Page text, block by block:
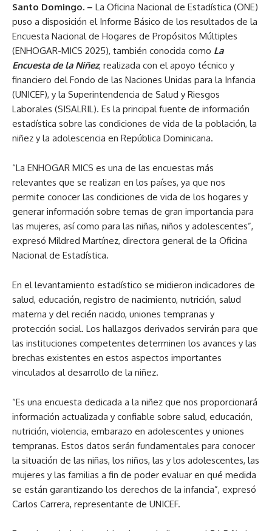
Santo Domingo. – La Oficina Nacional de Estadística (ONE)
puso a disposición el Informe Básico de los resultados de la
Encuesta Nacional de Hogares de Propósitos Múltiples
(ENHOGAR-MICS 2025), también conocida como La
Encuesta de la Niñez, realizada con el apoyo técnico y
financiero del Fondo de las Naciones Unidas para la Infancia
(UNICEF), y la Superintendencia de Salud y Riesgos
Laborales (SISALRIL). Es la principal fuente de información
estadística sobre las condiciones de vida de la población, la
niñez y la adolescencia en República Dominicana.
“La ENHOGAR MICS es una de las encuestas más
relevantes que se realizan en los países, ya que nos
permite conocer las condiciones de vida de los hogares y
generar información sobre temas de gran importancia para
las mujeres, así como para las niñas, niños y adolescentes”,
expresó Mildred Martínez, directora general de la Oficina
Nacional de Estadística.
En el levantamiento estadístico se midieron indicadores de
salud, educación, registro de nacimiento, nutrición, salud
materna y del recién nacido, uniones tempranas y
protección social. Los hallazgos derivados servirán para que
las instituciones competentes determinen los avances y las
brechas existentes en estos aspectos importantes
vinculados al desarrollo de la niñez.
“Es una encuesta dedicada a la niñez que nos proporcionará
información actualizada y confiable sobre salud, educación,
nutrición, violencia, embarazo en adolescentes y uniones
tempranas. Estos datos serán fundamentales para conocer
la situación de las niñas, los niños, las y los adolescentes, las
mujeres y las familias a fin de poder evaluar en qué medida
se están garantizando los derechos de la infancia”, expresó
Carlos Carrera, representante de UNICEF.